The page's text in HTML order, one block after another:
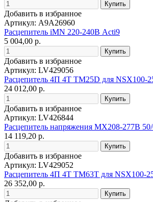
Добавить в избранное
Артикул: A9A26960
Расцепитель iMN 220-240В Acti9
5 004,00 р.
Добавить в избранное
Артикул: LV429056
Расцепитель 4П 4T TM25D для NSX100-
24 012,00 р.
Добавить в избранное
Артикул: LV426844
Расцепитель напряжения MX208-277В
14 119,20 р.
Добавить в избранное
Артикул: LV429052
Расцепитель 4П 4T TM63T для NSX100-
26 352,00 р.